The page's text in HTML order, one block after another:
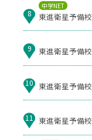
中学NET
8 東進衛星予備校
9 東進衛星予備校
10 東進衛星予備校
11 東進衛星予備校